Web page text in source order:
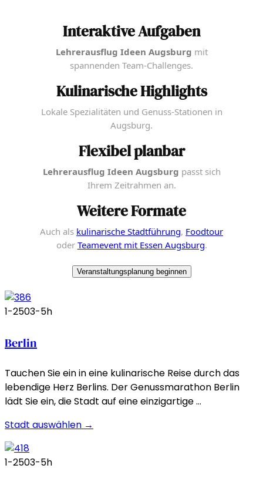
Interaktive Aufgaben
Lehrerausflug Ideen Augsburg mit
spannenden Team-Challenges.
Kulinarische Highlights
Lokale Spezialitäten und Genuss-Stationen in
Augsburg.
Flexibel planbar
Lehrerausflug Ideen Augsburg passt sich
Ihrem Zeitrahmen an.
Weitere Formate
Auch als kulinarische Stadtführung, Foodtour
oder Teamevent mit Essen Augsburg.
Veranstaltungsplanung beginnen
1-2503-5h
Berlin
Tauchen Sie ein in eine kulinarische Reise durch das
lebendige Herz Berlins. Der Genussmarathon Berlin
lädt Sie ein, die Stadt auf eine einzigartige …
Stadt auswählen →
1-2503-5h